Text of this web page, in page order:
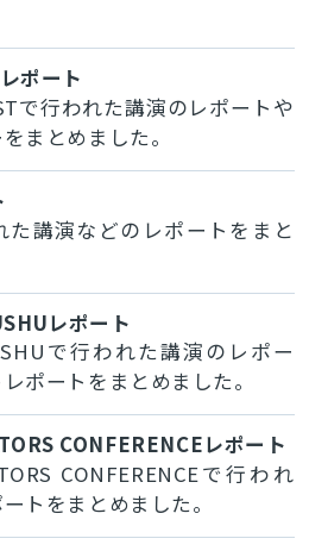
ポート
で行われた講演のレポートや
まとめました。
た講演などのレポートをまと
レポート
で行われた講演のレポー
ポートをまとめました。
CONFERENCEレポート
CONFERENCEで行われ
トをまとめました。